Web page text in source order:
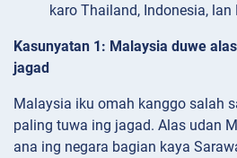
karo Thailand, Indonesia, lan
Kasunyatan 1: Malaysia duwe
jagad
Malaysia iku omah kanggo salah
paling tuwa ing jagad. Alas udan
ana ing negara bagian kaya